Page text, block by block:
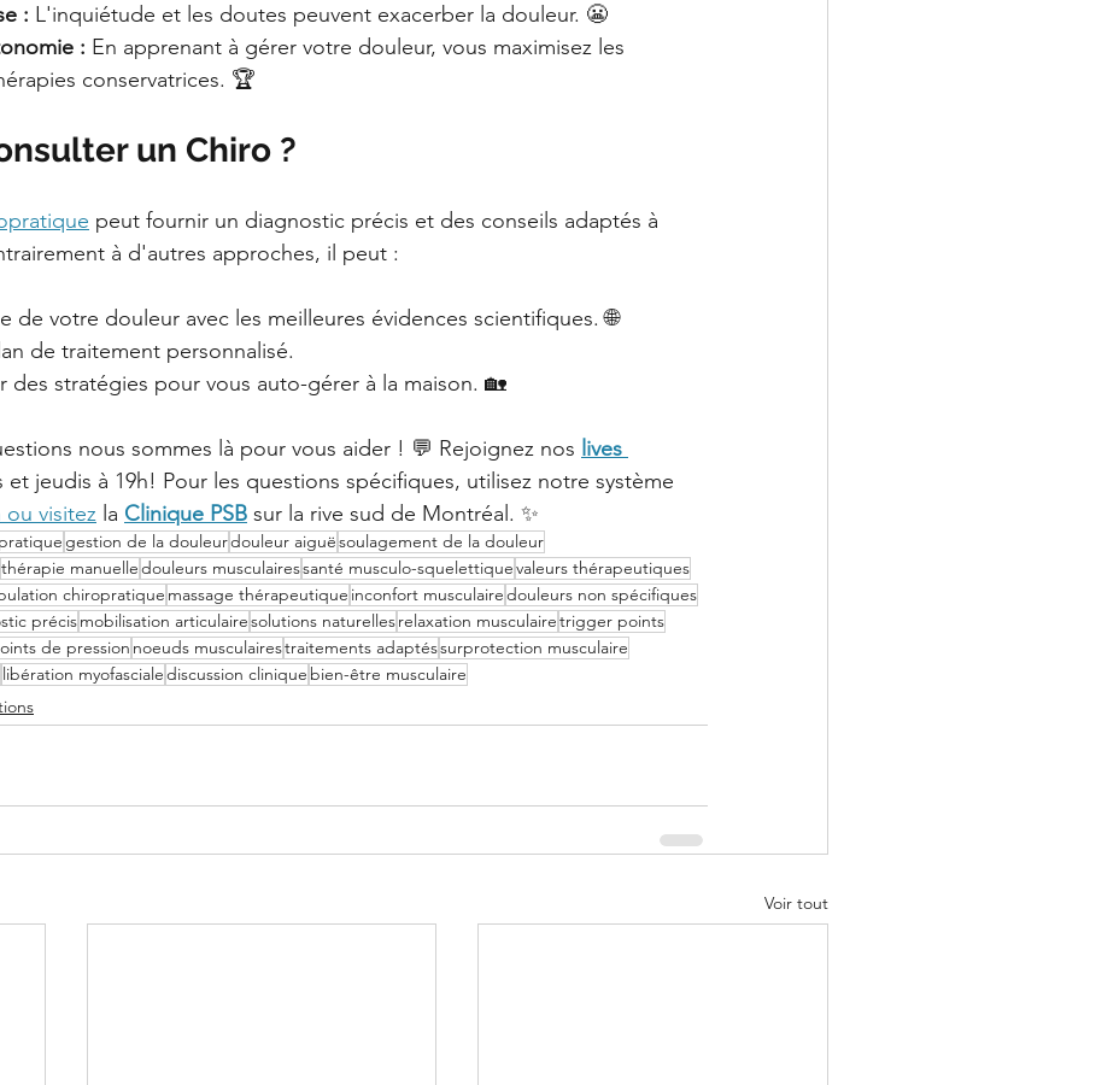
: L'inquiétude et les doutes peuvent exacerber la douleur. 😬
: En apprenant à gérer votre douleur, vous maximisez les
conservatrices. 🏆
un Chiro ?
peut fournir un diagnostic précis et des conseils adaptés à
à d'autres approches, il peut :
de votre douleur avec les meilleures évidences scientifiques. 🌐
de traitement personnalisé.
des stratégies pour vous auto-gérer à la maison. 🏡
nous sommes là pour vous aider ! 💬 Rejoignez nos lives
et jeudis à 19h! Pour les questions spécifiques, utilisez notre système
visitez la Clinique PSB sur la rive sud de Montréal. ✨
gestion de la douleurdouleur aiguësoulagement de la douleur
thérapie manuelledouleurs musculairessanté musculo-squelettiquevaleurs thérapeutiques
chiropratique massage thérapeutique inconfort musculairedouleurs non spécifiques
précismobilisation articulairesolutions naturellesrelaxation musculairetrigger points
de pression noeuds musculairestraitements adaptéssurprotection musculaire
libération myofascialediscussion clinique bien-être musculaire
Voir tout